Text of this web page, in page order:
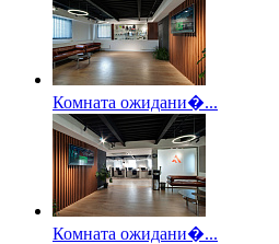
Комната ожидани�...
Комната ожидани�...